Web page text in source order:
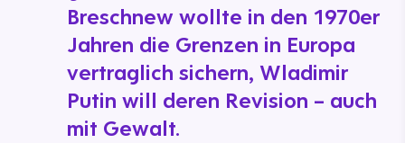
Breschnew wollte in den 1970er
Jahren die Grenzen in Europa
vertraglich sichern, Wladimir
Putin will deren Revision – auch
mit Gewalt.